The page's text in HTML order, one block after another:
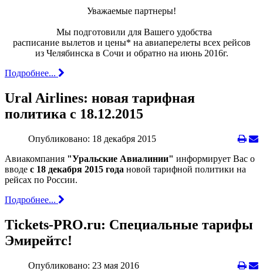
Уважаемые партнеры!
Мы подготовили для Вашего удобства
расписание вылетов и цены* на авиаперелеты всех рейсов
из Челябинска в Сочи и обратно на июнь 2016г.
Подробнее...
Ural Airlines: новая тарифная
политика с 18.12.2015
Опубликовано: 18 декабря 2015
Авиакомпания "Уральские Авиалинии" информирует Вас о
вводе с 18 декабря 2015 года новой тарифной политики на
рейсах по России.
Подробнее...
Tickets-PRO.ru: Специальные тарифы
Эмирейтс!
Опубликовано: 23 мая 2016